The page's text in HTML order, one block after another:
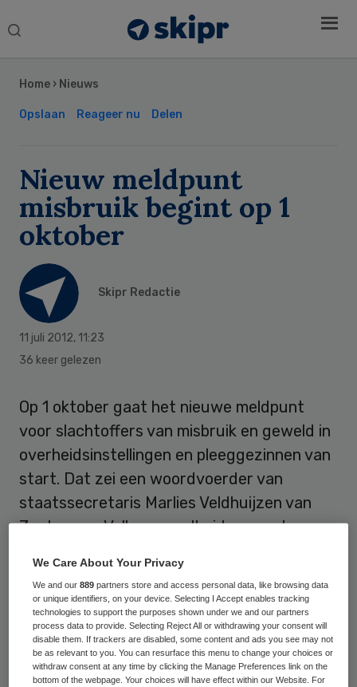
Search
Home › Nieuws
Opslaan Reageer nu Delen
Nieuw meldpunt
misbruik begint op 1
oktober
Skipr Redactie
11 juli 2012, 11:23
36 keer gelezen
Op 1 oktober gaat het nieuwe meldpunt
voor slachtoffers van misbruik en geweld in
overheidsinstellingen en pleeggezinnen van
start. Dat zei een woordvoerder van
staatssecretaris Marlies Veldhuijzen van
Zanten van Volksgezondheid woensdag.
Het geld is geregeld en het plan moet alleen
nog verder worden uitgewerkt, aldus de
woordvoerder. Het nieuwe meldpunt wordt
ondergebracht bij Slachtofferhulp
Nederland, voegde hij eraan toe.
Sidebar
We Care About Your Privacy
We and our889 partners store and access personal data, like browsing data
or unique identifiers, on your device. Selecting I Accept enables tracking
technologies to support the purposes shown under we and our partners
process data to provide. Selecting Reject All or withdrawing your consent will
disable them. If trackers are disabled, some content and ads you see may not
be as relevant to you. You can resurface this menu to change your choices or
withdraw consent at any time by clicking the Manage Preferences link on the
bottom of the webpage. Your choices will have effect within our Website. For